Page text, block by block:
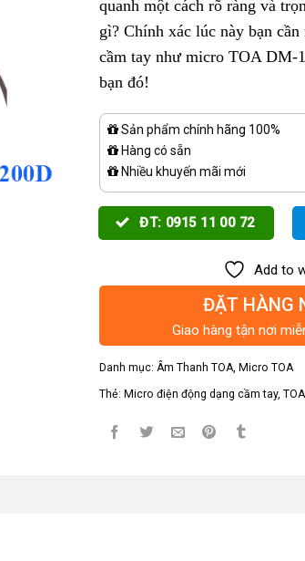
quanh một cách rõ ràng và
gì? Chính xác lúc này bạn
cầm tay như micro TOA DM-
bạn đó!
Sản phẩm chính hãng 100%
Hàng có sẵn
Nhiều khuyến mãi mới
ĐT: 0915 11 00 72
Add to
ĐẶT HÀNG
Giao hàng tận nơi
Danh mục: Âm Thanh TOA, Micro TOA
Thẻ: Micro điện động dạng cầm tay,